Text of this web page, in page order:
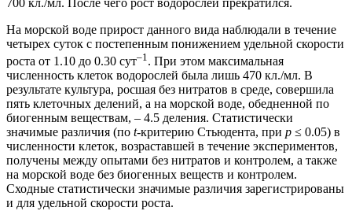
700 кл./мл. После чего рост водорослей прекратился.
На морской воде прирост данного вида наблюдали в течение
четырех суток с постепенным понижением удельной скорости
роста от 1.10 до 0.30 сут–1. При этом максимальная
численность клеток водорослей была лишь 470 кл./мл. В
результате культура, росшая без нитратов в среде, совершила
пять клеточных делений, а на морской воде, обедненной по
биогенным веществам, – 4.5 деления. Статистически
значимые различия (по t-критерию Стьюдента, при р ≤ 0.05) в
численности клеток, возраставшей в течение экспериментов,
получены между опытами без нитратов и контролем, а также
на морской воде без биогенных веществ и контролем.
Сходные статистически значимые различия зарегистрированы
и для удельной скорости роста.